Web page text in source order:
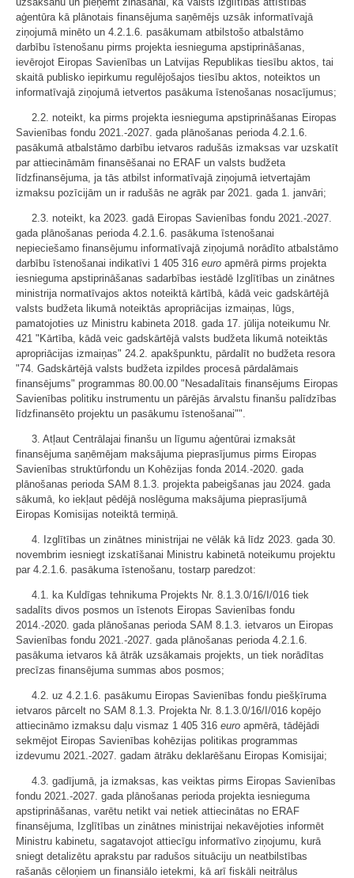
aģentūra kā plānotais finansējuma saņēmējs uzsāk informatīvajā
ziņojumā minēto un 4.2.1.6. pasākumam atbilstošo atbalstāmo
darbību īstenošanu pirms projekta iesnieguma apstiprināšanas,
ievērojot Eiropas Savienības un Latvijas Republikas tiesību aktos, tai
skaitā publisko iepirkumu regulējošajos tiesību aktos, noteiktos un
informatīvajā ziņojumā ietvertos pasākuma īstenošanas nosacījumus;
2.2. noteikt, ka pirms projekta iesnieguma apstiprināšanas Eiropas
Savienības fondu 2021.-2027. gada plānošanas perioda 4.2.1.6.
pasākumā atbalstāmo darbību ietvaros radušās izmaksas var uzskatīt
par attiecināmām finansēšanai no ERAF un valsts budžeta
līdzfinansējuma, ja tās atbilst informatīvajā ziņojumā ietvertajām
izmaksu pozīcijām un ir radušās ne agrāk par 2021. gada 1. janvāri;
2.3. noteikt, ka 2023. gadā Eiropas Savienības fondu 2021.-2027.
gada plānošanas perioda 4.2.1.6. pasākuma īstenošanai
nepieciešamo finansējumu informatīvajā ziņojumā norādīto atbalstāmo
darbību īstenošanai indikatīvi 1 405 316 euro apmērā pirms projekta
iesnieguma apstiprināšanas sadarbības iestādē Izglītības un zinātnes
ministrija normatīvajos aktos noteiktā kārtībā, kādā veic gadskārtējā
valsts budžeta likumā noteiktās apropriācijas izmaiņas, lūgs,
pamatojoties uz Ministru kabineta 2018. gada 17. jūlija noteikumu Nr.
421 "Kārtība, kādā veic gadskārtējā valsts budžeta likumā noteiktās
apropriācijas izmaiņas" 24.2. apakšpunktu, pārdalīt no budžeta resora
"74. Gadskārtējā valsts budžeta izpildes procesā pārdalāmais
finansējums" programmas 80.00.00 "Nesadalītais finansējums Eiropas
Savienības politiku instrumentu un pārējās ārvalstu finanšu palīdzības
līdzfinansēto projektu un pasākumu īstenošanai"".
3. Atļaut Centrālajai finanšu un līgumu aģentūrai izmaksāt
finansējuma saņēmējam maksājuma pieprasījumus pirms Eiropas
Savienības struktūrfondu un Kohēzijas fonda 2014.-2020. gada
plānošanas perioda SAM 8.1.3. projekta pabeigšanas jau 2024. gada
sākumā, ko iekļaut pēdējā noslēguma maksājuma pieprasījumā
Eiropas Komisijas noteiktā termiņā.
4. Izglītības un zinātnes ministrijai ne vēlāk kā līdz 2023. gada 30.
novembrim iesniegt izskatīšanai Ministru kabinetā noteikumu projektu
par 4.2.1.6. pasākuma īstenošanu, tostarp paredzot:
4.1. ka Kuldīgas tehnikuma Projekts Nr. 8.1.3.0/16/I/016 tiek
sadalīts divos posmos un īstenots Eiropas Savienības fondu
2014.-2020. gada plānošanas perioda SAM 8.1.3. ietvaros un Eiropas
Savienības fondu 2021.-2027. gada plānošanas perioda 4.2.1.6.
pasākuma ietvaros kā ātrāk uzsākamais projekts, un tiek norādītas
precīzas finansējuma summas abos posmos;
4.2. uz 4.2.1.6. pasākumu Eiropas Savienības fondu piešķīruma
ietvaros pārcelt no SAM 8.1.3. Projekta Nr. 8.1.3.0/16/I/016 kopējo
attiecināmo izmaksu daļu vismaz 1 405 316 euro apmērā, tādējādi
sekmējot Eiropas Savienības kohēzijas politikas programmas
izdevumu 2021.-2027. gadam ātrāku deklarēšanu Eiropas Komisijai;
4.3. gadījumā, ja izmaksas, kas veiktas pirms Eiropas Savienības
fondu 2021.-2027. gada plānošanas perioda projekta iesnieguma
apstiprināšanas, varētu netikt vai netiek attiecinātas no ERAF
finansējuma, Izglītības un zinātnes ministrijai nekavējoties informēt
Ministru kabinetu, sagatavojot attiecīgu informatīvo ziņojumu, kurā
sniegt detalizētu aprakstu par radušos situāciju un neatbilstības
rašanās cēloņiem un finansiālo ietekmi, kā arī fiskāli neitrālus